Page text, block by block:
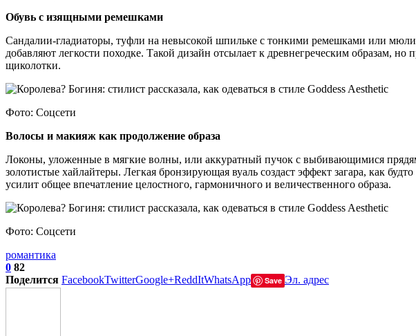
Обувь с изящными ремешками
Сандалии-гладиаторы, туфли на невысокой шпильке с тонкими ремешками или
добавляют легкости походке. Такой дизайн отсылает к древнегреческим образам,
щиколотки.
Фото: Соцсети
Волосы и макияж как продолжение образа
Локоны, уложенные в мягкие волны, или аккуратный пучок с выбивающимися
золотистые хайлайтеры. Легкая бронзирующая вуаль создаст эффект загара, как
усилит общее впечатление целостного, гармоничного и величественного образа.
Фото: Соцсети
романтика
0 82
Поделится FacebookTwitterGoogle+ReddItWhatsApp Save Эл. адрес